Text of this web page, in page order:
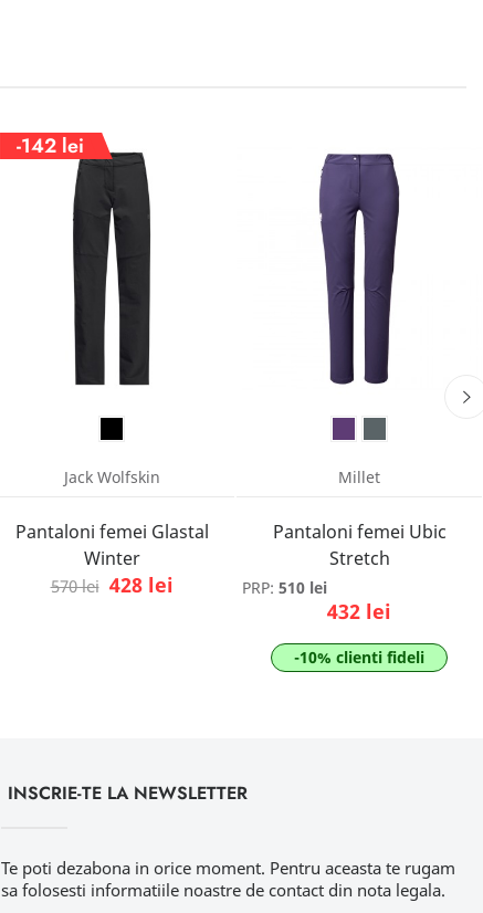
-142 lei
Jack Wolfskin
Pantaloni femei Glastal
Winter
570 lei 428 lei
Millet
Pantaloni femei Ubic
Stretch
PRP: 510 lei
432 lei
-10% clienti fideli
INSCRIE-TE LA NEWSLETTER
Te poti dezabona in orice moment. Pentru aceasta te rugam
sa folosesti informatiile noastre de contact din nota legala.